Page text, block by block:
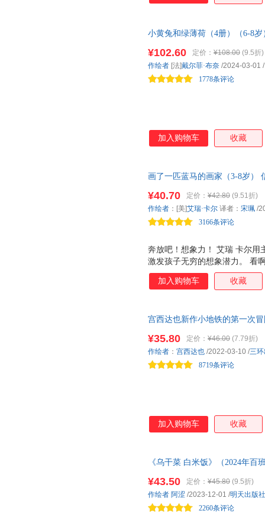
一棵树长大的心。 3、坚持的
时，相信自己有能力解决这些
会设身处地体谅他人、感恩他
看世界，摒弃偏见，欣赏
小黄兔和绿薄荷（4册）（6-8
¥102.60 定价： ¥108.00 (9.5折)
1778条评论
作绘者 [法]戴尔菲·布奈 /2024-03-01 /
加入购物车 收藏
画了一匹蓝马的画家（3-8岁）
奔放吧！想象力！ 艾瑞 卡尔用
激发孩子无穷的想象潜力。 看
下，凝视远方； 火红天空下，
很难想象国际大师艾瑞 卡尔在
深深吸引，而这一切原来是要
远墨守成规，艺术本该是自由
的颜色、创造自己的动物。 艾
¥40.70 定价： ¥42.80 (9.51折)
3166条评论
作绘者 ：[美]艾瑞·卡尔 译者： 宋珮 /
加入购物车 收藏
宫西达也新作小地铁的第一次
尝试的一步吧！儿童阅读推广
¥35.80 定价： ¥46.00 (7.79折)
8719条评论
作绘者 ： 宫西达也 /2022-03-10 /三
加入购物车 收藏
《乌干菜 白米饭》（2024年
现水乡的民俗与风情，以及作
¥43.50 定价： ¥45.80 (9.5折)
2260条评论
作绘者 阿涩 /2023-12-01 /明天出版社